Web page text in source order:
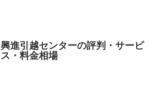
興進引越センターの評判・サービ
ス・料金相場